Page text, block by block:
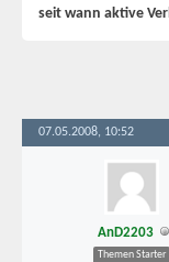
seit wann aktive
07.05.2008, 10:52
AnD2203
Themen Starter